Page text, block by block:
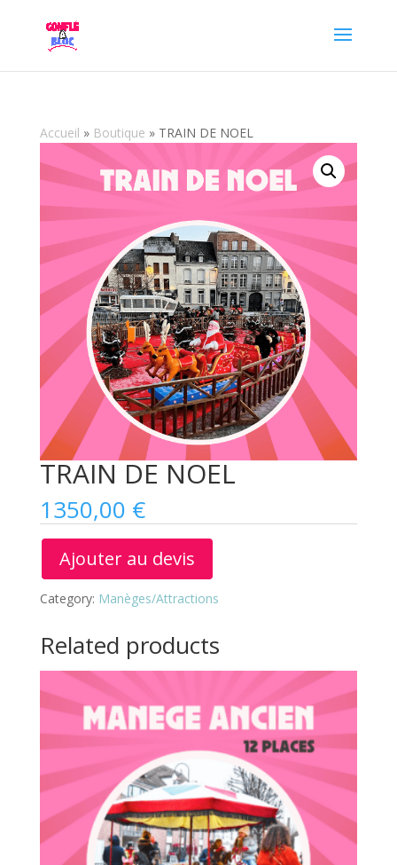
Accueil » Boutique » TRAIN DE NOEL
TRAIN DE NOEL
1350,00 €
Ajouter au devis
Category: Manèges/Attractions
Related products